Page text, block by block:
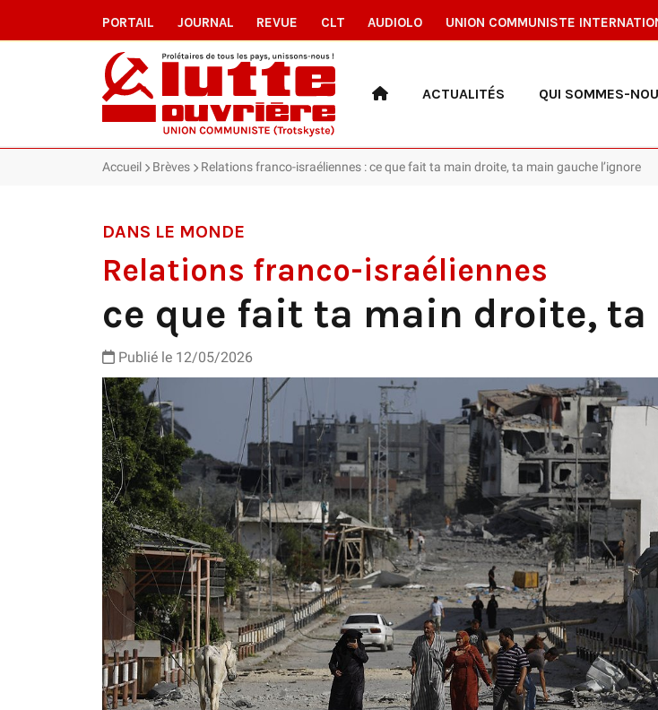
PORTAIL JOURNAL REVUE CLT AUDIOLO UNION COMMUNISTE
ACTUALITÉS QUI SOMMES-
Accueil Brèves Relations franco-israéliennes : ce que fait ta main droite, ta main gauche l’ignore
DANS LE MONDE
Relations franco-israéliennes
ce que fait ta main droite, ta
Publié le 12/05/2026